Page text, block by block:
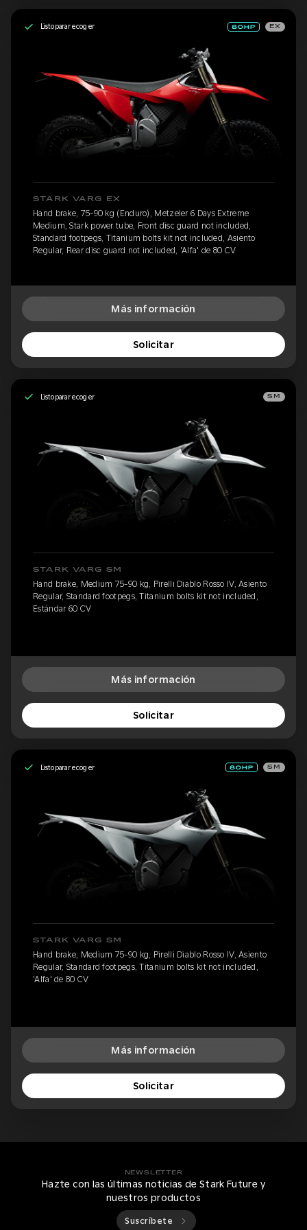
Listo para recoger EX
STARK VARG EX
Hand brake, 75-90 kg (Enduro), Metzeler 6 Days Extreme
Medium, Stark power tube, Front disc guard not included,
Standard footpegs, Titanium bolts kit not included, Asiento
Regular, Rear disc guard not included, 'Alfa' de 80 CV
Más información
Solicitar
Listo para recoger SM
STARK VARG SM
Hand brake, Medium 75-90 kg, Pirelli Diablo Rosso IV, Asiento
Regular, Standard footpegs, Titanium bolts kit not included,
Estándar 60 CV
Más información
Solicitar
Listo para recoger SM
STARK VARG SM
Hand brake, Medium 75-90 kg, Pirelli Diablo Rosso IV, Asiento
Regular, Standard footpegs, Titanium bolts kit not included,
'Alfa' de 80 CV
Más información
Solicitar
NEWSLETTER
Hazte con las últimas noticias de Stark Future y
nuestros productos
Suscríbete